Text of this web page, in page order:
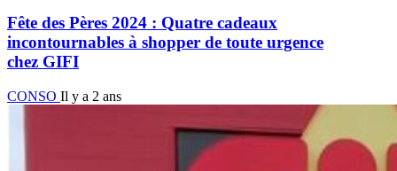
Fête des Pères 2024 : Quatre cadeaux
incontournables à shopper de toute urgence
chez GIFI
CONSO Il y a 2 ans